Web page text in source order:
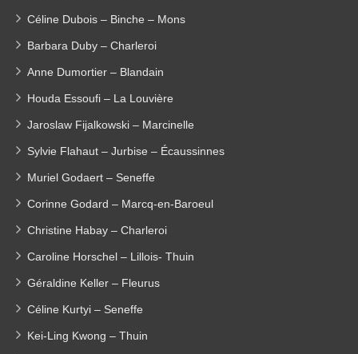
Céline Dubois – Binche – Mons
Barbara Duby – Charleroi
Anne Dumortier – Blandain
Houda Essoufi – La Louvière
Jaroslaw Fijalkowski – Marcinelle
Sylvie Flahaut – Jurbise – Écaussinnes
Muriel Godaert – Seneffe
Corinne Godard – Marcq-en-Baroeul
Christine Habay – Charleroi
Caroline Horschel – Lillois- Thuin
Géraldine Keller – Fleurus
Céline Kurtyi – Seneffe
Kei-Ling Kwong – Thuin